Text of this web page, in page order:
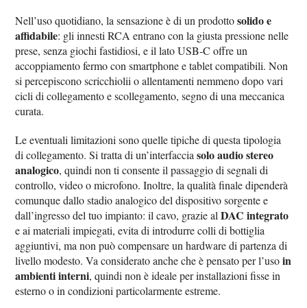
Nell’uso quotidiano, la sensazione è di un prodottosolido e
affidabile: gli innesti RCA entrano con la giusta pressione nelle
prese, senza giochi fastidiosi, e il lato USB‑C offre un
accoppiamento fermo con smartphone e tablet compatibili. Non
si percepiscono scricchiolii o allentamenti nemmeno dopo vari
cicli di collegamento e scollegamento, segno di una meccanica
curata.
Le eventuali limitazioni sono quelle tipiche di questa tipologia
di collegamento. Si tratta di un’interfacciasolo audio stereo
analogico, quindi non ti consente il passaggio di segnali di
controllo, video o microfono. Inoltre, la qualità finale dipenderà
comunque dallo stadio analogico del dispositivo sorgente e
dall’ingresso del tuo impianto: il cavo, grazie alDAC integrato
e ai materiali impiegati, evita di introdurre colli di bottiglia
aggiuntivi, ma non può compensare un hardware di partenza di
livello modesto. Va considerato anche che è pensato per l’usoin
ambienti interni, quindi non è ideale per installazioni fisse in
esterno o in condizioni particolarmente estreme.